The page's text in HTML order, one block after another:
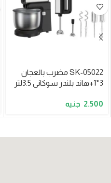
SK-05022 مضرب بالعجان
3*1+هاند بلندر سوكانى 3.5لتر
2.500